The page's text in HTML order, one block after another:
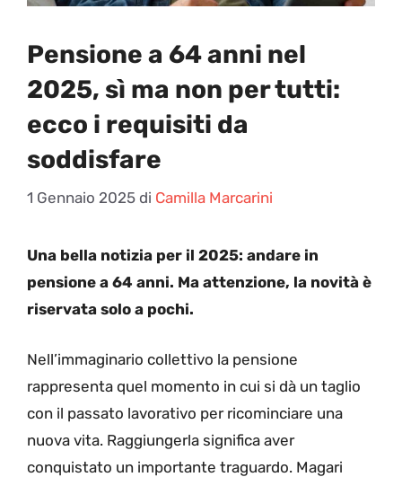
Pensione a 64 anni nel
2025, sì ma non per tutti:
ecco i requisiti da
soddisfare
1 Gennaio 2025 di Camilla Marcarini
Una bella notizia per il 2025: andare in
pensione a 64 anni. Ma attenzione, la novità è
riservata solo a pochi.
Nell’immaginario collettivo la pensione
rappresenta quel momento in cui si dà un taglio
con il passato lavorativo per ricominciare una
nuova vita. Raggiungerla significa aver
conquistato un importante traguardo. Magari